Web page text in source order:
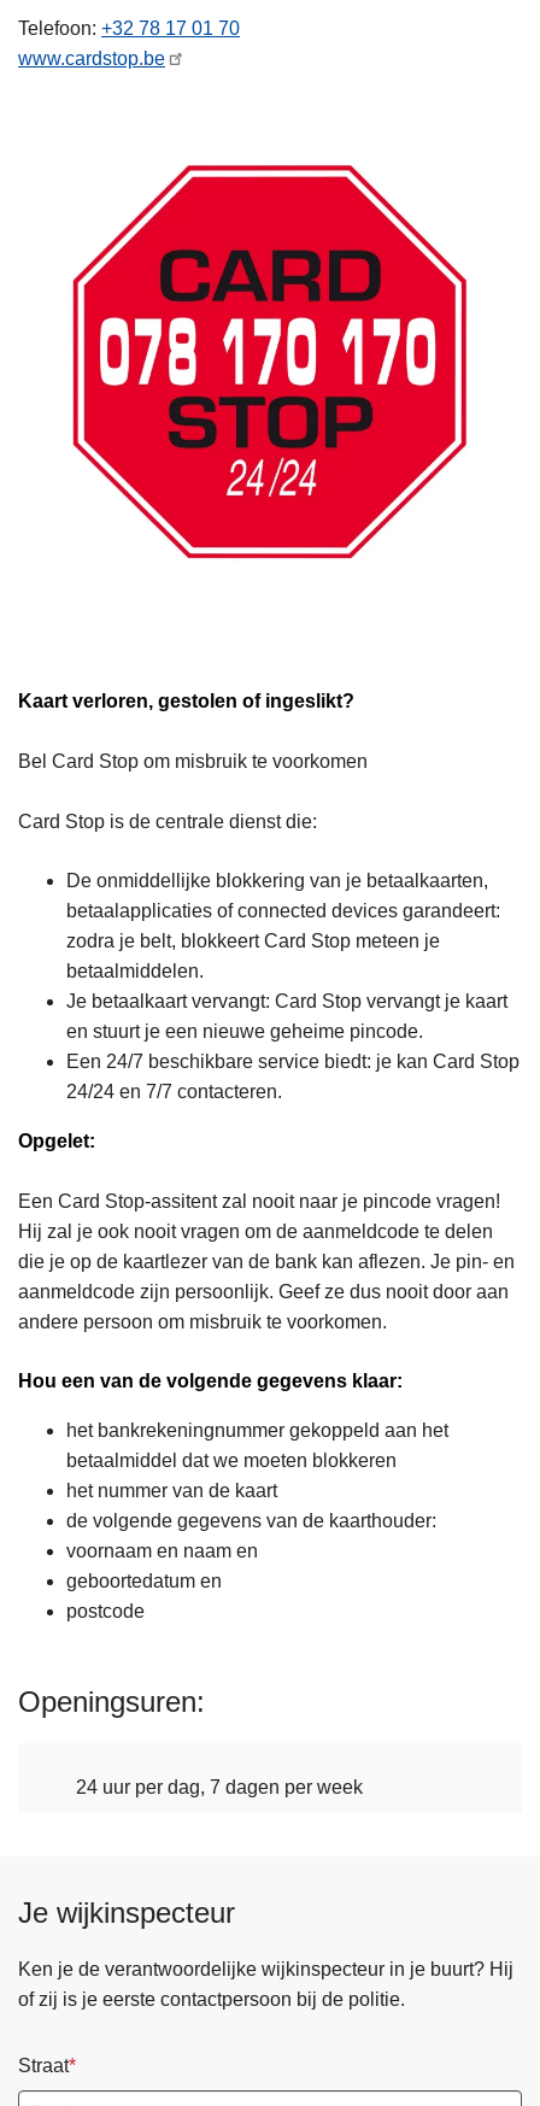
Telefoon +32 78 17 01 70
www.cardstop.be
Kaart verloren, gestolen of ingeslikt?
Bel Card Stop om misbruik te voorkomen
Card Stop is de centrale dienst die:
De onmiddellijke blokkering van je betaalkaarten,
betaalapplicaties of connected devices garandeert:
zodra je belt, blokkeert Card Stop meteen je
betaalmiddelen.
Je betaalkaart vervangt: Card Stop vervangt je kaart
en stuurt je een nieuwe geheime pincode.
Een 24/7 beschikbare service biedt: je kan Card Stop
24/24 en 7/7 contacteren.
Opgelet:
Een Card Stop-assitent zal nooit naar je pincode vragen!
Hij zal je ook nooit vragen om de aanmeldcode te delen
die je op de kaartlezer van de bank kan aflezen. Je pin- en
aanmeldcode zijn persoonlijk. Geef ze dus nooit door aan
andere persoon om misbruik te voorkomen.
Hou een van de volgende gegevens klaar:
het bankrekeningnummer gekoppeld aan het
betaalmiddel dat we moeten blokkeren
het nummer van de kaart
de volgende gegevens van de kaarthouder:
voornaam en naam en
geboortedatum en
postcode
Openingsuren
24 uur per dag, 7 dagen per week
Je wijkinspecteur
Ken je de verantwoordelijke wijkinspecteur in je buurt? Hij
of zij is je eerste contactpersoon bij de politie.
Straat